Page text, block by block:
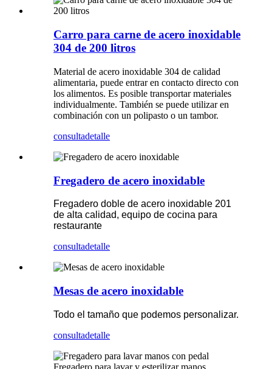
Carro para carne de acero inoxidable
304 de 200 litros
Material de acero inoxidable 304 de calidad
alimentaria, puede entrar en contacto directo con
los alimentos. Es posible transportar materiales
individualmente. También se puede utilizar en
combinación con un polipasto o un tambor.
consultadetalle
Fregadero de acero inoxidable
Fregadero doble de acero inoxidable 201
de alta calidad, equipo de cocina para
restaurante
consultadetalle
Mesas de acero inoxidable
Todo el tamaño que podemos personalizar.
consultadetalle